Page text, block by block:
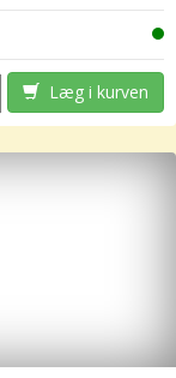
Læg i kurven